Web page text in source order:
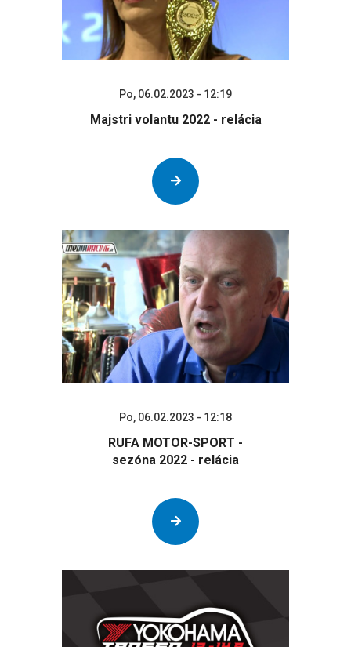
Po, 06.02.2023 - 12:19
Majstri volantu 2022 - relácia
Po, 06.02.2023 - 12:18
RUFA MOTOR-SPORT -
sezóna 2022 - relácia